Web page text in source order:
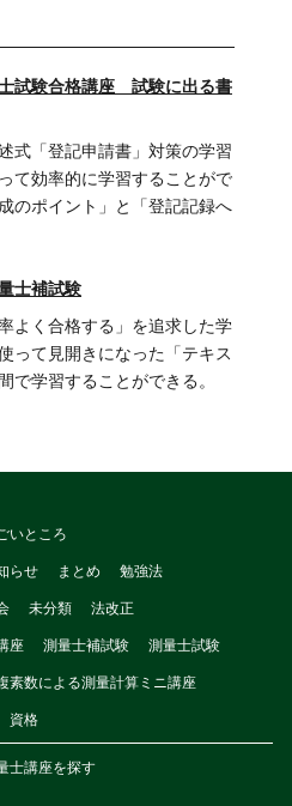
試験合格講座 試験に出る書
式「登記申請書」対策の学習
て効率的に学習することがで
のポイント」と「登記記録へ
士補試験
よく合格する」を追求した学
って見開きになった「テキス
で学習することができる。
いところ
らせ まとめ 勉強法
未分類 法改正
座 測量士補試験 測量士試験
素数による測量計算ミニ講座
資格
士講座を探す